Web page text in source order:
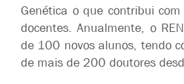
Genética o que contribui
docentes. Anualmente, o
de 100 novos alunos, tendo
de mais de 200 doutores